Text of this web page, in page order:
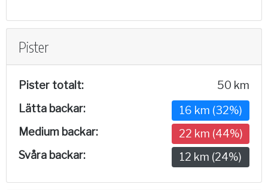
Pister
Pister totalt:
50 km
Lätta backar:
16 km (32%)
Medium backar:
22 km (44%)
Svåra backar:
12 km (24%)